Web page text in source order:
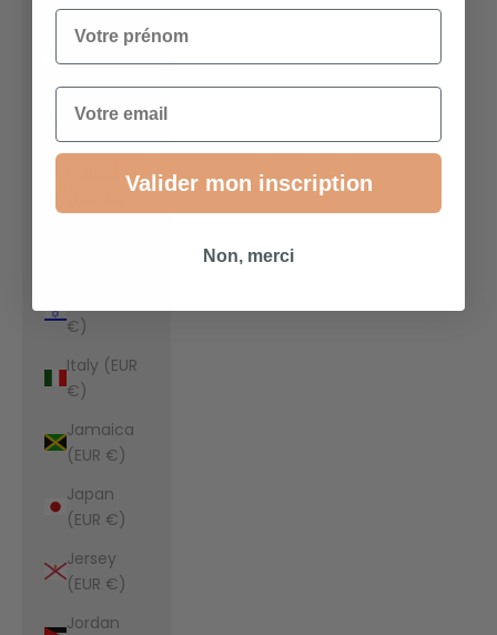
Indonesia
(EUR €)
Iraq (EUR
€)
Italy (EUR
€)
Jamaica
(EUR €)
Japan
(EUR €)
Jersey
(EUR €)
Jordan
Votre prénom
Email
Valider mon inscription
Non, merci